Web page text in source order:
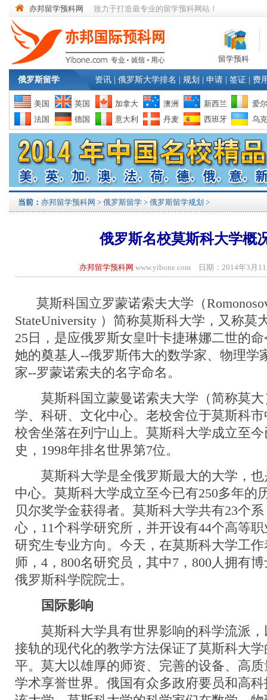
亦邦留学预科网 致力于打造最专业的留学预科网站！
留学预科
俄罗斯留学 资讯 俄罗斯大学排名 规划 申请 签证 费
美国 英国 加拿大 澳洲 新西兰
爱
法国
德国 意大利 丹麦 西班牙 乌
当前： 亦邦留学预科网 > 俄罗斯留学 > 俄罗斯留学规划 >
俄罗斯名校莫斯科大学概
亦邦留学预科网 www.yibone.com 日期：2014年3月
莫斯科国立罗蒙诺索夫大学（
StateUniversity ）简称莫斯科大学，又称莫
25日，是应俄罗斯女皇叶卡捷琳娜二世的
她的奠基人--俄罗斯伟大的数学家、物理学
家--罗蒙诺索夫的名字命名。
莫斯科国立蒙曼诺索夫大学（简称莫大
学、科研、文化中心。老校舍位于莫斯科
校舍坐落在列宁山上。莫斯科大学成立至
史，1998年排名世界第7位。
莫斯科大学是全俄罗斯最大的大学，也
中心。莫斯科大学成立至今已有250多年的
贝尔奖学金获得者。莫斯科大学共有23个
心，11个科学研究所，并开设有44个高等
研究生专业方向。今天，在莫斯科大学工
师，4，800名研究员，其中7，800人拥有
俄罗斯科学院院士。
国际影响
莫斯科大学具有世界影响的科学流派，
接轨的现代化的教学方法保证了莫斯科大
平。莫大以雄厚的师资、完善的设备、高
学术享誉世界。俄国有众多政府要员和高